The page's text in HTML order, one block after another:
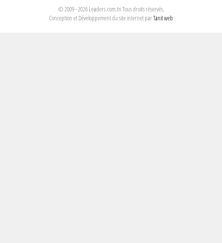
© 2009 - 2026 Leaders.com.tn Tous droits réservés.
Conception et Développement du site internet parTanit web